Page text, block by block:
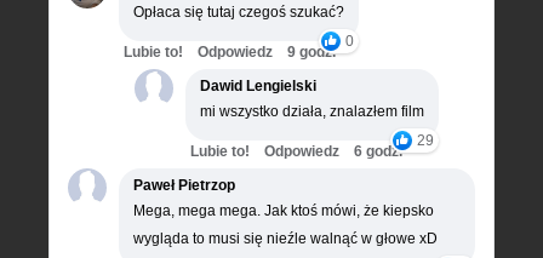
Opłaca się tutaj czegoś szukać?
0
Lubie to! Odpowiedz
9 godz.
Dawid Lengielski
mi wszystko działa, znalazłem film
29
Lubie to! Odpowiedz
6 godz.
Paweł Pietrzop
Mega, mega mega. Jak ktoś mówi, że kiepsko
wygląda to musi się nieźle walnąć w głowe xD